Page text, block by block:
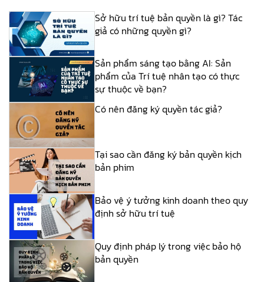
Sở hữu trí tuệ bản quyền là gì? Tác
giả có những quyền gì?
Sản phẩm sáng tạo bằng AI: Sản
phẩm của Trí tuệ nhân tạo có thực
sự thuộc về bạn?
Có nên đăng ký quyền tác giả?
Tại sao cần đăng ký bản quyền kịch
bản phim
Bảo vệ ý tưởng kinh doanh theo quy
định sở hữu trí tuệ
Quy định pháp lý trong việc bảo hộ
bản quyền